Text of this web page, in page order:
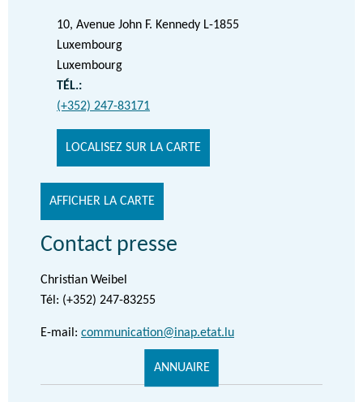
ADRESSE
:
10, Avenue John F. Kennedy L-1855
Luxembourg
Luxembourg
TÉL.:
(+352) 247-83171
LOCALISEZ SUR LA CARTE
AFFICHER LA CARTE
Contact presse
Christian Weibel
Tél: (+352) 247-83255
E-mail: communication@inap.etat.lu
ANNUAIRE